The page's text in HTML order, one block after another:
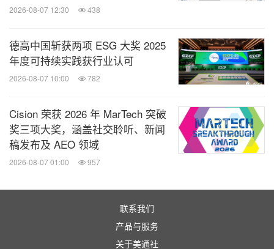
2026-08-07 12:30 438
德高中国斩获两项 ESG 大奖 2025
年度可持续实践获行业认可
2026-08-07 10:00 782
Cision 荣获 2026 年 MarTech 突破
奖三项大奖，涵盖社交聆听、新闻
稿发布及 AEO 领域
2026-08-07 01:00 957
联系我们
产品与服务
关于美通社